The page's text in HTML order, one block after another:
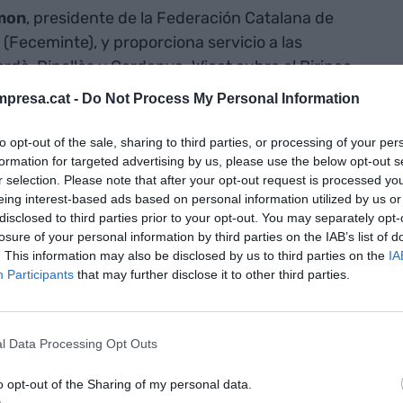
- Do Not Process My Personal Information
opt-out of the sale, sharing to third parties, or processing of your
for targeted advertising by us, please use the below opt-out
selection. Please note that after your opt-out request is processed
interest-based ads based on personal information utilized by us
to third parties prior to your opt-out. You may separately
of your personal information by third parties on the IAB’s list of
This information may also be disclosed by us to third parties on the
Participants that may further disclose it to other third parties.
Data Processing Opt Outs
opt-out of the Sharing of my personal data.
, presidente de la Federación Catalana de
y proporciona servicio a las
Ripollès y Cerdanya. Wicat cubre el Pirineo
en la comarca valenciana de Ribera
al grupo Parlem 7.600 nuevos clientes de
así como más de 48.000 unidades
con fibra. Con estas adquisiciones,
en 5,5 millones de euros y el EBITDA en 1,5
operadoras locales, Parlem ha vendido un
fibra por importe de 5,5 millones de euros y ha
con acciones de la compañía.